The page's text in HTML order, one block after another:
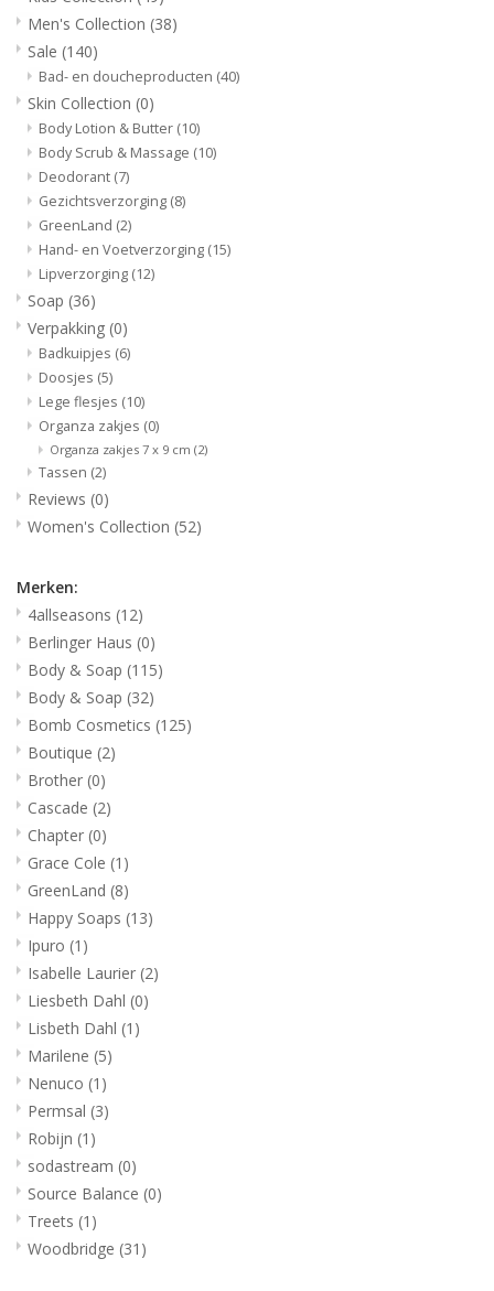
Men's Collection (38)
Sale (140)
Bad- en doucheproducten (40)
Skin Collection (0)
Body Lotion & Butter (10)
Body Scrub & Massage (10)
Deodorant (7)
Gezichtsverzorging (8)
GreenLand (2)
Hand- en Voetverzorging (15)
Lipverzorging (12)
Soap (36)
Verpakking (0)
Badkuipjes (6)
Doosjes (5)
Lege flesjes (10)
Organza zakjes (0)
Organza zakjes 7 x 9 cm (2)
Tassen (2)
Reviews (0)
Women's Collection (52)
Merken:
4allseasons (12)
Berlinger Haus (0)
Body & Soap (115)
Body & Soap (32)
Bomb Cosmetics (125)
Boutique (2)
Brother (0)
Cascade (2)
Chapter (0)
Grace Cole (1)
GreenLand (8)
Happy Soaps (13)
Ipuro (1)
Isabelle Laurier (2)
Liesbeth Dahl (0)
Lisbeth Dahl (1)
Marilene (5)
Nenuco (1)
Permsal (3)
Robijn (1)
sodastream (0)
Source Balance (0)
Treets (1)
Woodbridge (31)